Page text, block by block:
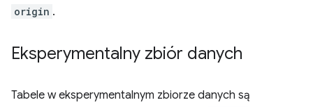
origin .
Eksperymentalny zbiór danych
Tabele w eksperymentalnym zbiorze danych są